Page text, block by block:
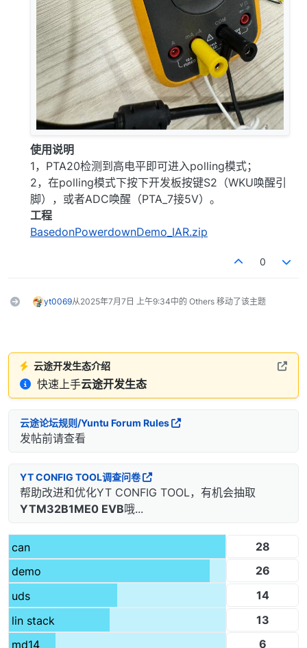
使用说明
1，PTA20检测到高电平即可进入polling模式；
2，在polling模式下按下开发板按键S2（WKU唤醒引
脚），或者ADC唤醒（PTA_7接5V）。
工程
BasedonPowerdownDemo_IAR.zip
0
yt0069从2025年7月7日 上午9:34中的 Others 移动了该主题
云途开发生态介绍
快速上手云途开发生态
云途论坛规则/Yuntu Forum Rules
发帖前请查看
YT CONFIG TOOL调查问卷
帮助改进和优化YT CONFIG TOOL，有机会抽取
YTM32B1ME0 EVB哦...
can
28
demo
26
uds
14
lin stack
13
md14
6